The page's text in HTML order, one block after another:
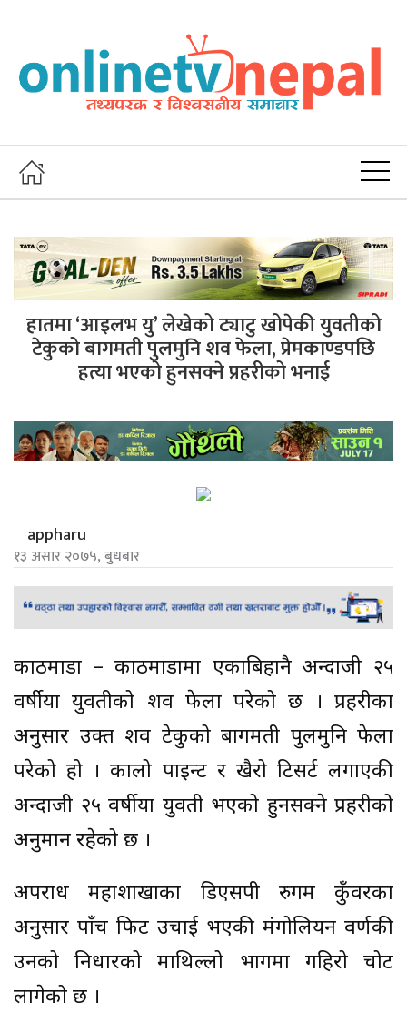
हातमा ‘आइलभ यु’ लेखेको ट्याटु खोपेकी युवतीको
टेकुको बागमती पुलमुनि शव फेला, प्रेमकाण्डपछि
हत्या भएको हुनसक्ने प्रहरीको भनाई
appharu
१३ असार २०७५, बुधबार
काठमाडौं – काठमाडौंमा एकाबिहानै अन्दाजी २५
वर्षीया युवतीको शव फेला परेको छ । प्रहरीका
अनुसार उक्त शव टेकुको बागमती पुलमुनि फेला
परेको हो । कालो पाइन्ट र खैरो टिसर्ट लगाएकी
अन्दाजी २५ वर्षीया युवती भएको हुनसक्ने प्रहरीको
अनुमान रहेको छ ।
अपराध महाशाखाका डिएसपी रुगम कुँवरका
अनुसार पाँच फिट उचाई भएकी मंगोलियन वर्णकी
उनको निधारको माथिल्लो भागमा गहिरो चोट
लागेको छ ।